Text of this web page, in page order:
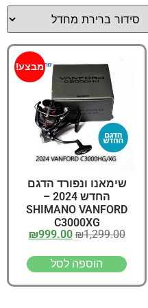
מבצע!
שימאנו ונפורד הדגם
החדש 2024 –
SHIMANO VANFORD
C3000XG
₪1,299.00
₪999.00
הוספה לסל